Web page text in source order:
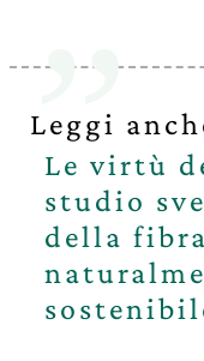
Leggi
Le virtù
studio
della fibra